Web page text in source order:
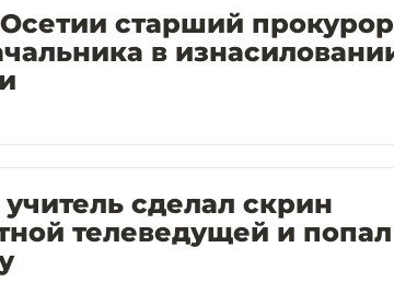
старший прокурор
в
сделал скрин
телеведущей и попал